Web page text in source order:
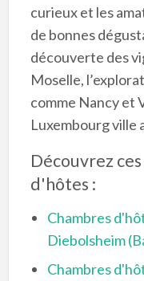
curieux et les
de bonnes
découverte des
Moselle,
comme Nancy et
Luxembourg ville
Découvrez
d'hôtes :
Chambres
Diebolsheim
Chambres